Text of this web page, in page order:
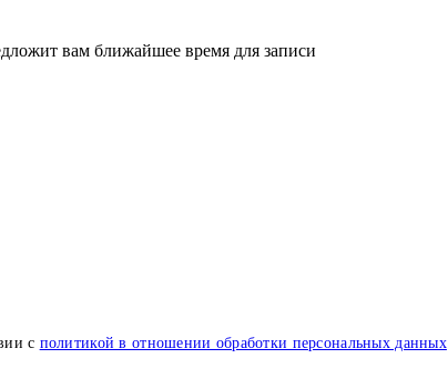
вам ближайшее время для записи
с политикой в отношении обработки персональных данных